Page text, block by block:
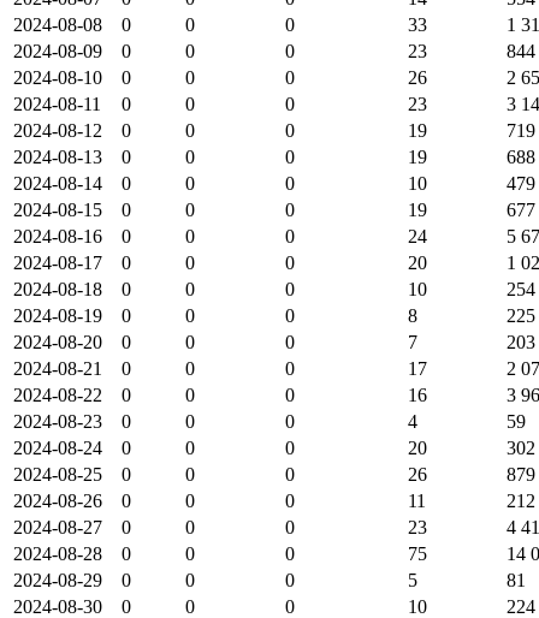
2024-08-08
0 0 0 33
1
2024-08-09
0 0 0 23
844
2024-08-10
0 0 0 26
2
2024-08-11
0 0 0 23
3
2024-08-12
0 0 0 19
719
2024-08-13
0 0 0 19
688
2024-08-14
0 0 0 10
479
2024-08-15
0 0 0 19
677
2024-08-16
0 0 0 24
5
2024-08-17
0 0 0 20
1
2024-08-18
0 0 0 10
254
2024-08-19
0 0 0 8
225
2024-08-20
0 0 0 7
203
2024-08-21
0 0 0 17
2
2024-08-22
0 0 0 16
3
2024-08-23
0 0 0 4
59
2024-08-24
0 0 0 20
302
2024-08-25
0 0 0 26
879
2024-08-26
0 0 0 11
212
2024-08-27
0 0 0 23
4
2024-08-28
0 0 0 75
14
2024-08-29
0 0 0 5
81
2024-08-30
0 0 0 10
224